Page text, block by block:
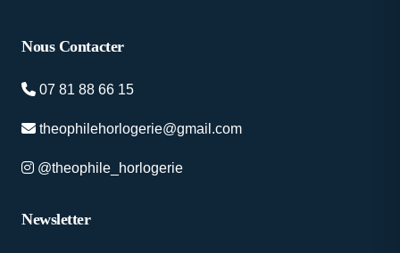
Nous Contacter
07 81 88 66 15
theophilehorlogerie@gmail.com
@theophile_horlogerie
Newsletter